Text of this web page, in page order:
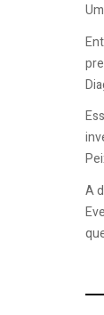
A